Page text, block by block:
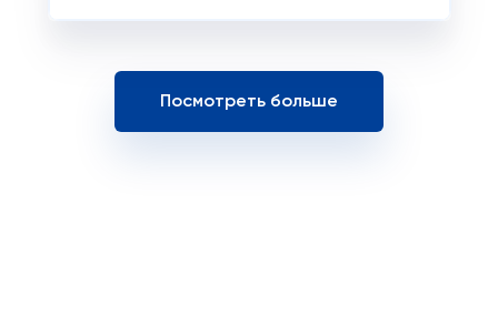
Посмотреть больше